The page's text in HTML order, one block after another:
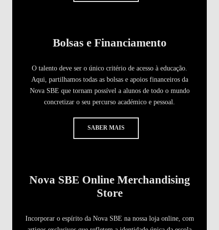
Bolsas e Financiamento
O talento deve ser o único critério de acesso à educação.
Aqui, partilhamos todas as bolsas e apoios financeiros da
Nova SBE que tornam possível a alunos de todo o mundo
concretizar o seu percurso académico e pessoal.
SABER MAIS
Nova SBE Online Merchandising
Store
Incorporar o espírito da Nova SBE na nossa loja online, com